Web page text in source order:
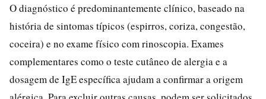
O diagnóstico é predominantemente clínico, baseado na
história de sintomas típicos (espirros, coriza, congestão,
coceira) e no exame físico com rinoscopia. Exames
complementares como o teste cutâneo de alergia e a
dosagem de IgE específica ajudam a confirmar a origem